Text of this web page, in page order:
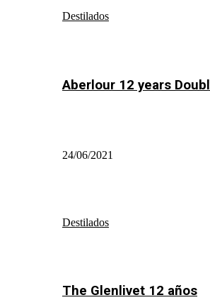
Destilados
Aberlour 12 years
24/06/2021
Destilados
The Glenlivet 12 años